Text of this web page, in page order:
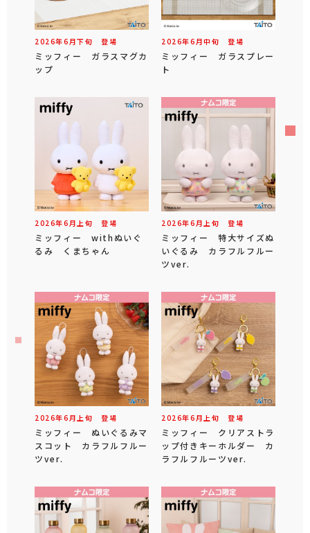
2026年6 月下旬 登場
ミッフィー ガラスマグカ
ップ
2026年6 月中旬 登場
ミッフィー ガラスプレー
ト
2026年6 月 上旬 登場
ミッフィー withぬいぐ
るみ くまちゃん
2026年6 月 上旬 登場
ミッフィー 特大サイズぬ
いぐるみ カラフルフルー
ツver.
2026年6 月 上旬 登場
ミッフィー ぬいぐるみマ
スコット カラフルフルー
ツver.
2026年6 月 上旬 登場
ミッフィー クリアストラ
ップ付きキーホルダー カ
ラフルフルーツver.